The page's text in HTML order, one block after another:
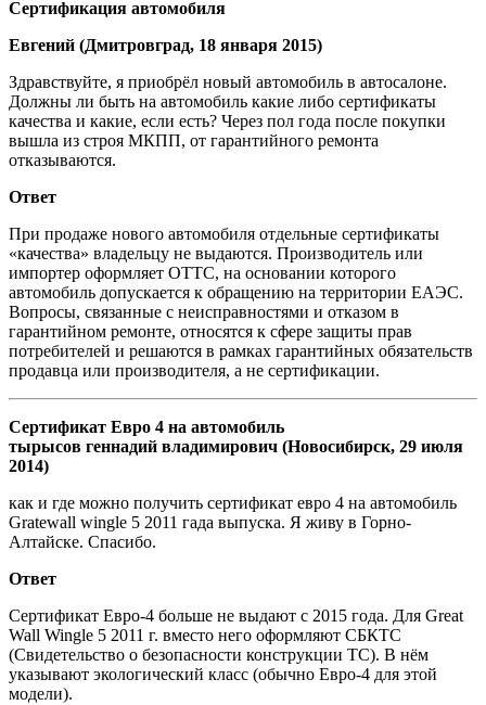
Сертификация автомобиля
Евгений (Дмитровград, 18 января 2015)
Здравствуйте, я приобрёл новый автомобиль в автосалоне.
Должны ли быть на автомобиль какие либо сертификаты
качества и какие, если есть? Через пол года после покупки
вышла из строя МКПП, от гарантийного ремонта
отказываются.
Ответ
При продаже нового автомобиля отдельные сертификаты
«качества» владельцу не выдаются. Производитель или
импортер оформляет ОТТС, на основании которого
автомобиль допускается к обращению на территории ЕАЭС.
Вопросы, связанные с неисправностями и отказом в
гарантийном ремонте, относятся к сфере защиты прав
потребителей и решаются в рамках гарантийных обязательств
продавца или производителя, а не сертификации.
Сертификат Евро 4 на автомобиль
тырысов геннадий владимирович (Новосибирск, 29 июля
2014)
как и где можно получить сертификат евро 4 на автомобиль
Gratewall wingle 5 2011 гада выпуска. Я живу в Горно-
Алтайске. Спасибо.
Ответ
Сертификат Евро-4 больше не выдают с 2015 года. Для Great
Wall Wingle 5 2011 г. вместо него оформляют СБКТС
(Свидетельство о безопасности конструкции ТС). В нём
указывают экологический класс (обычно Евро-4 для этой
модели).